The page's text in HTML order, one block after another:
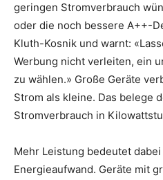
geringen Stromverbrauch
oder die noch bessere A++-
Kluth-Kosnik und warnt:
Werbung nicht verleiten, ein
zu wählen.» Große Geräte
Strom als kleine. Das belege
Stromverbrauch in
Mehr Leistung bedeutet
Energieaufwand. Geräte mit